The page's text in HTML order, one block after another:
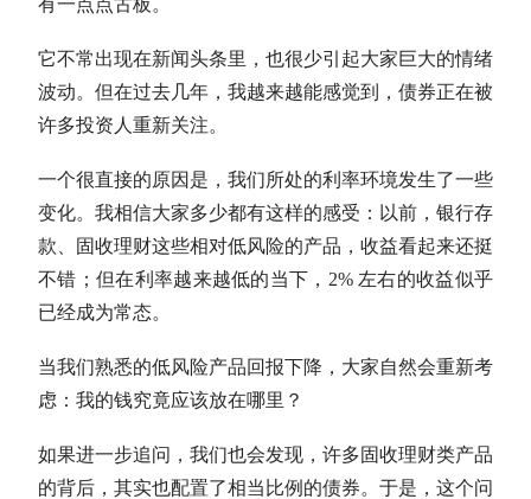
有一点点古板。
它不常出现在新闻头条里，也很少引起大家巨大的情绪
波动。但在过去几年，我越来越能感觉到，债券正在被
许多投资人重新关注。
一个很直接的原因是，我们所处的利率环境发生了一些
变化。我相信大家多少都有这样的感受：以前，银行存
款、
固收理财这些相对低风险的产品，收益看起来还挺
不错；但在利率越来越低的当下，2% 左右的收益似乎
已经成为常态。
当我们熟悉的低风险产品回报下降，大家自然会重新考
虑：我的钱究竟应该放在哪里？
如果进一步追问，我们也会发现，许多固收理财类产品
的背后，其实也配置了相当比例的债券。于是，这个问